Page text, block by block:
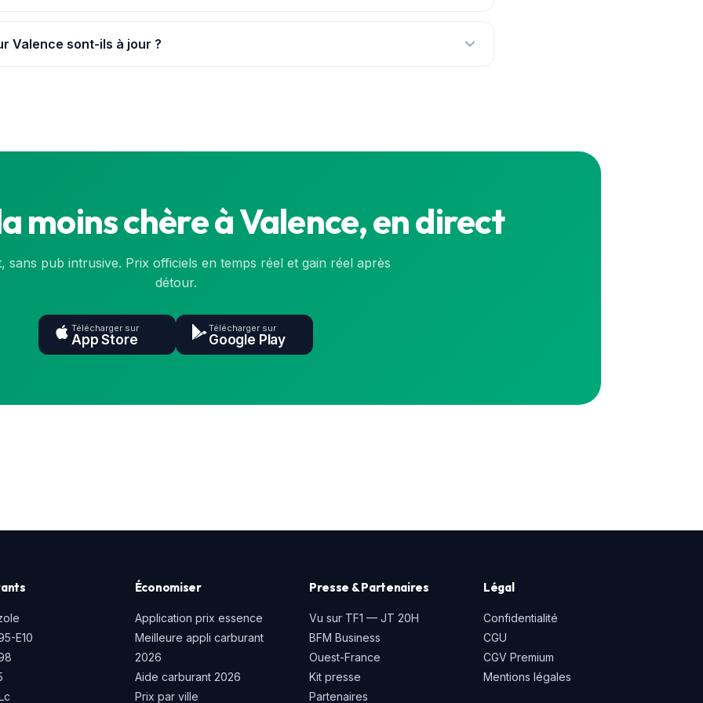
Valence sont-ils à jour ?
moins chère à Valence, en direct
sans pub intrusive. Prix officiels en temps réel et gain réel après
détour.
Télécharger sur
App Store
Télécharger sur
Google Play
E10
Économiser
Application prix essence
Meilleure appli carburant
2026
Aide carburant 2026
Prix par ville
Presse & Partenaires
Vu sur TF1 — JT 20H
BFM Business
Ouest-France
Kit presse
Partenaires
Légal
Confidentialité
CGU
CGV Premium
Mentions légales